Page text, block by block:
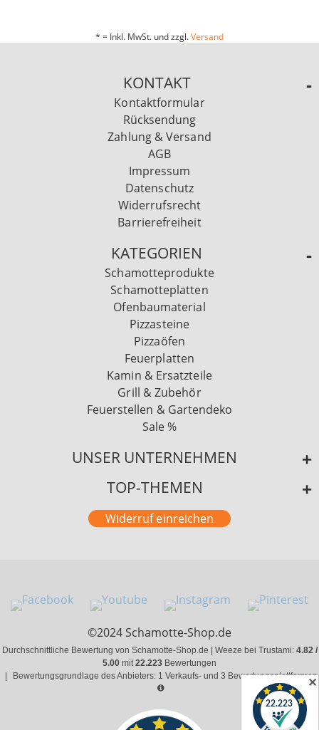
* = Inkl. MwSt. und zzgl.Versand
KONTAKT
Kontaktformular
Rücksendung
Zahlung & Versand
AGB
Impressum
Datenschutz
Widerrufsrecht
Barrierefreiheit
KATEGORIEN
Schamotteprodukte
Schamotteplatten
Ofenbaumaterial
Pizzasteine
Pizzaöfen
Feuerplatten
Kamin & Ersatzteile
Grill & Zubehör
Feuerstellen & Gartendeko
Sale %
UNSER UNTERNEHMEN
TOP-THEMEN
Widerruf einreichen
©2024 Schamotte-Shop.de
Durchschnittliche Bewertung von Schamotte-Shop.de | Weeze bei Trustami: 4.82 /
5.00 mit22.223 Bewertungen
Bewertungsgrundlage des Anbieters: 1 Verkaufs- und 3 Bewertungsplattformen
✕